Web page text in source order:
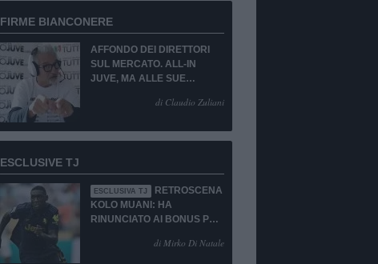
FIRME BIANCONERE
AFFONDO DEI DIRETTORI
SUL MERCATO. ALL-IN
JUVE, MA ALLE SUE
di Claudio Zuliani
ESCLUSIVE TJ
ESCLUSIVA TJ
RETROSCENA
KOLO MUANI: HA
RINUNCIATO AI BONUS PUR
di Mirko Di Natale